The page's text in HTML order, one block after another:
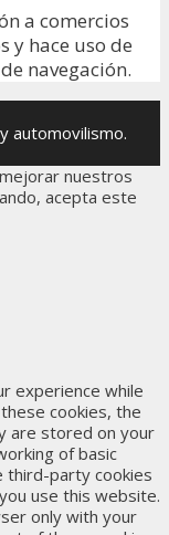
a comercios
y hace uso de
navegación.
automovilismo.
nuestros
acepta este
experience while
cookies, the
are stored on your
of basic
third-party cookies
use this website.
only with your